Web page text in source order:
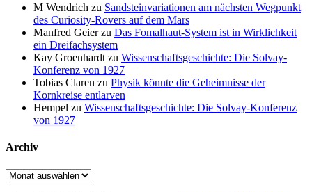
M Wendrich zu Sandsteinvariationen am nächsten Wegpunkt
des Curiosity-Rovers auf dem Mars
Manfred Geierzu Das Fomalhaut-System ist in Wirklichkeit
ein Dreifachsystem
Kay Groenhardt zu Wissenschaftsgeschichte: Die Solvay-
Konferenz von 1927
Tobias Claren zu Physik könnte die Geheimnisse der
Kornkreise entlarven
Hempel zu Wissenschaftsgeschichte: Die Solvay-Konferenz
von 1927
Archiv
Archiv